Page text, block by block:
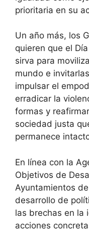
prioritaria en su
Un año más, los
quieren que el
sirva para
mundo e
impulsar el
erradicar la
formas y
sociedad justa
permanece
En línea con la
Objetivos de
Ayuntamientos
desarrollo de
las brechas en la
acciones